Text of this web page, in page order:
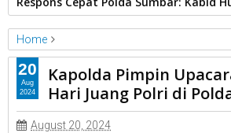
Home
diskominfo Solok
Kapolda Pimpin Upacara Peringatan Hari
Sumbar
Kapolda Pimpin
Hari Juang Polri di
August 20, 2024
20
Aug
2024